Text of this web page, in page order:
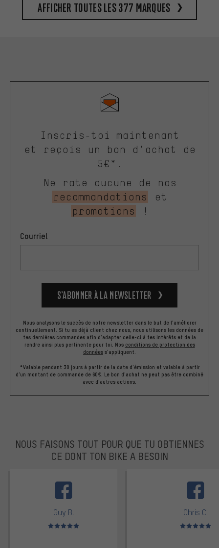
Afficher toutes les 377 marques
Inscris-toi maintenant
et reçois un bon d'achat de
5€*.
Ne rate aucune de nos
recommandations
et
promotions
!
Courriel
S’abonner à la newsletter
Nous analysons le succès de notre newsletter dans le but de l'améliorer
continuellement. Si tu es déjà client chez nous, nous utilisons les données de
tes dernières commandes afin d'adapter celle-ci à tes intérêts et de la
rendre ainsi plus pertinente pour toi. Nos conditions de protection des
données s'appliquent.
*Valable pendant 30 jours à partir de la date d'émission et valable à partir
d'un montant de commande de 60€. Le bon d'achat ne peut pas être combiné
avec d'autres actions.
NOUS FAISONS TOUT POUR QUE TU OBTIENNES
CE DONT TON BIKE A BESOIN
Guy B.
Note moyenne : 5 sur 5
Chris C.
Note moyenne :